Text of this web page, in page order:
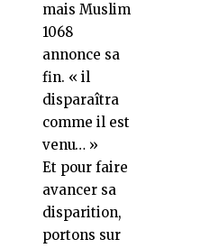
mais Muslim
1068
annonce sa
fin. « il
disparaîtra
comme il est
venu… »
Et pour faire
avancer sa
disparition,
portons sur